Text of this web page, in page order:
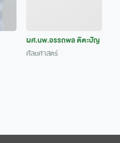
ผศ.นพ.อรรถพล ติตะปัญ
ศัลยศาสตร์